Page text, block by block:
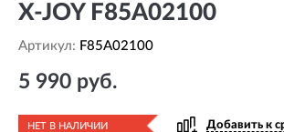
X-JOY F85A02100
Артикул: F85A02100
5 990 руб.
НЕТ В НАЛИЧИИ Добавить к